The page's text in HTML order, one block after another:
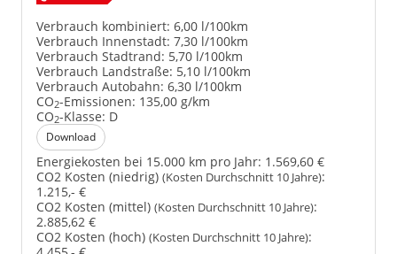
Verbrauch kombiniert: 6,00 l/100km
Verbrauch Innenstadt: 7,30 l/100km
Verbrauch Stadtrand: 5,70 l/100km
Verbrauch Landstraße: 5,10 l/100km
Verbrauch Autobahn: 6,30 l/100km
CO2-Emissionen: 135,00 g/km
CO2-Klasse: D
Download
Energiekosten bei 15.000 km pro Jahr: 1.569,60 €
CO2 Kosten (niedrig) (Kosten Durchschnitt 10 Jahre):
1.215,- €
CO2 Kosten (mittel) (Kosten Durchschnitt 10 Jahre):
2.885,62 €
CO2 Kosten (hoch) (Kosten Durchschnitt 10 Jahre):